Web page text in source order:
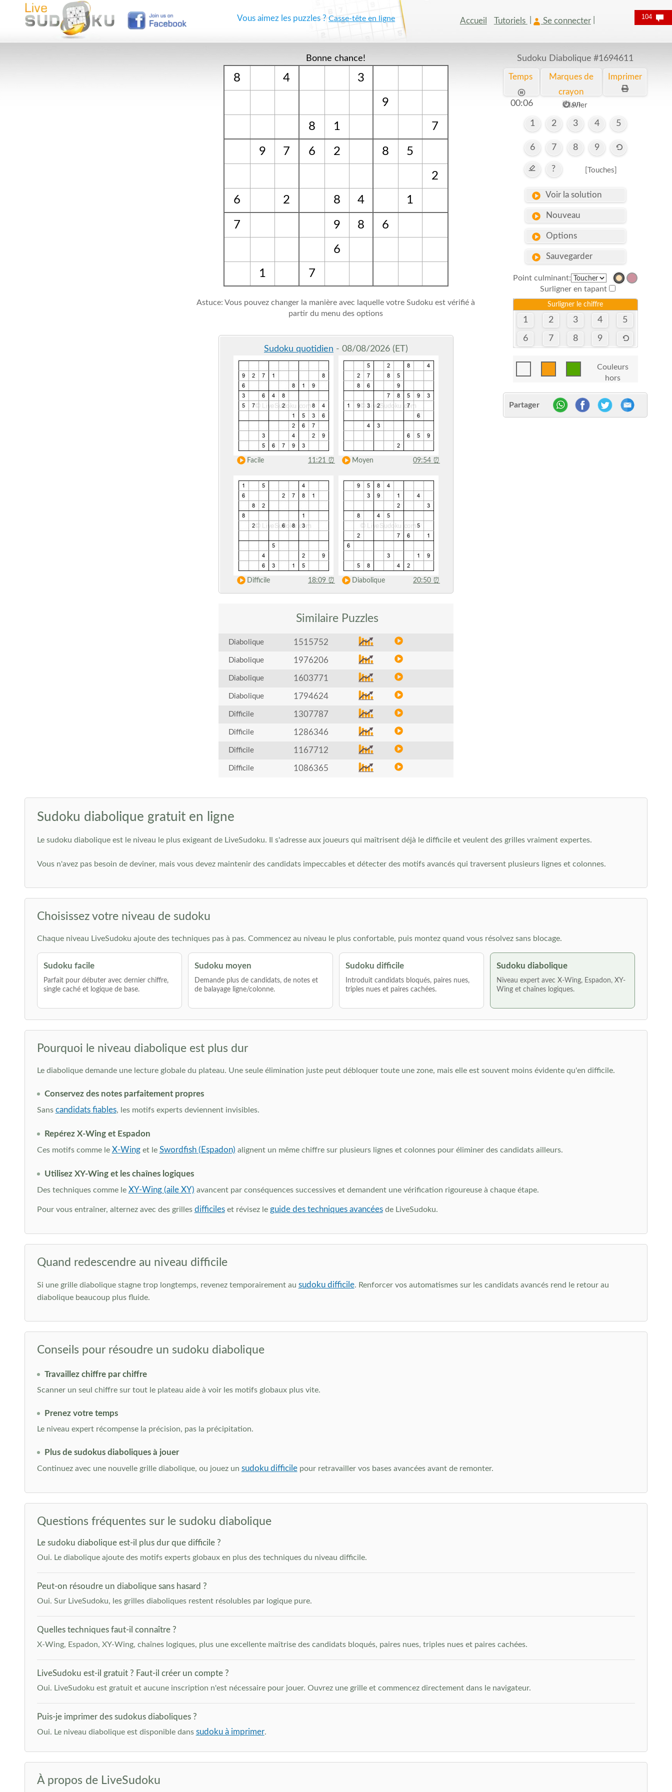
Vous aimez les puzzles ?Casse-tête en ligne Accueil Tutoriels Se connecter
Bonne chance!
8 4 3
9
8
1 7
9 7 6 2 8 5
2
6
2 8 4 1
7 9 8 6
6
1
7
Astuce: Vous pouvez changer la manière avec laquelle votre Sudoku est vérifié à
partir du menu des options
Sudoku quotidien - 08/08/2026 (ET)
Facile 11:21 ⏰ Moyen 09:54 ⏰
Difficile 18:09 ⏰ Diabolique 20:50 ⏰
Similaire Puzzles
Diabolique 1515752
Diabolique 1976206
Diabolique 1603771
Diabolique 1794624
Difficile 1307787
Difficile 1286346
Difficile 1167712
Difficile 1086365
Sudoku Diabolique #1694611
Temps
00:07
Marques de
crayon
on
Imprimer
Clavier
1 2 3 4 5
6 7 8 9
? [Touches]
Voir la solution
Nouveau
Options
Sauvegarder
Point culminant:
Surligner en tapant
Surligner le chiffre
1 2 3 4 5
6 7 8 9
Couleurs
hors
Partager
Sudoku diabolique gratuit en ligne
Le sudoku diabolique est le niveau le plus exigeant de LiveSudoku. Il s'adresse aux joueurs qui maîtrisent déjà le difficile et veulent des grilles vraiment expertes.
Vous n'avez pas besoin de deviner, mais vous devez maintenir des candidats impeccables et détecter des motifs avancés qui traversent plusieurs lignes et colonnes.
Choisissez votre niveau de sudoku
Chaque niveau LiveSudoku ajoute des techniques pas à pas. Commencez au niveau le plus confortable, puis montez quand vous résolvez sans blocage.
Sudoku facile
Parfait pour débuter avec dernier chiffre,
single caché et logique de base.
Sudoku moyen
Demande plus de candidats, de notes et
de balayage ligne/colonne.
Sudoku difficile
Introduit candidats bloqués, paires nues,
triples nues et paires cachées.
Sudoku diabolique
Niveau expert avec X-Wing, Espadon, XY-
Wing et chaînes logiques.
Pourquoi le niveau diabolique est plus dur
Le diabolique demande une lecture globale du plateau. Une seule élimination juste peut débloquer toute une zone, mais elle est souvent moins évidente qu'en difficile.
Conservez des notes parfaitement propres
Sans candidats fiables, les motifs experts deviennent invisibles.
Repérez X-Wing et Espadon
Ces motifs comme le X-Winget le Swordfish (Espadon) alignent un même chiffre sur plusieurs lignes et colonnes pour éliminer des candidats ailleurs.
Utilisez XY-Wing et les chaînes logiques
Des techniques comme le XY-Wing (aile XY) avancent par conséquences successives et demandent une vérification rigoureuse à chaque étape.
Pour vous entraîner, alternez avec des grilles difficileset révisez le guide des techniques avancéesde LiveSudoku.
Quand redescendre au niveau difficile
Si une grille diabolique stagne trop longtemps, revenez temporairement au sudoku difficile. Renforcer vos automatismes sur les candidats avancés rend le retour au
diabolique beaucoup plus fluide.
Conseils pour résoudre un sudoku diabolique
Travaillez chiffre par chiffre
Scanner un seul chiffre sur tout le plateau aide à voir les motifs globaux plus vite.
Prenez votre temps
Le niveau expert récompense la précision, pas la précipitation.
Plus de sudokus diaboliques à jouer
Continuez avec une nouvelle grille diabolique, ou jouez un sudoku difficilepour retravailler vos bases avancées avant de remonter.
Questions fréquentes sur le sudoku diabolique
Le sudoku diabolique est-il plus dur que difficile ?
Oui. Le diabolique ajoute des motifs experts globaux en plus des techniques du niveau difficile.
Peut-on résoudre un diabolique sans hasard ?
Oui. Sur LiveSudoku, les grilles diaboliques restent résolubles par logique pure.
Quelles techniques faut-il connaître ?
X-Wing, Espadon, XY-Wing, chaînes logiques, plus une excellente maîtrise des candidats bloqués, paires nues, triples nues et paires cachées.
LiveSudoku est-il gratuit ? Faut-il créer un compte ?
Oui. LiveSudoku est gratuit et aucune inscription n'est nécessaire pour jouer. Ouvrez une grille et commencez directement dans le navigateur.
Puis-je imprimer des sudokus diaboliques ?
Oui. Le niveau diabolique est disponible dans sudoku à imprimer.
À propos de LiveSudoku
104